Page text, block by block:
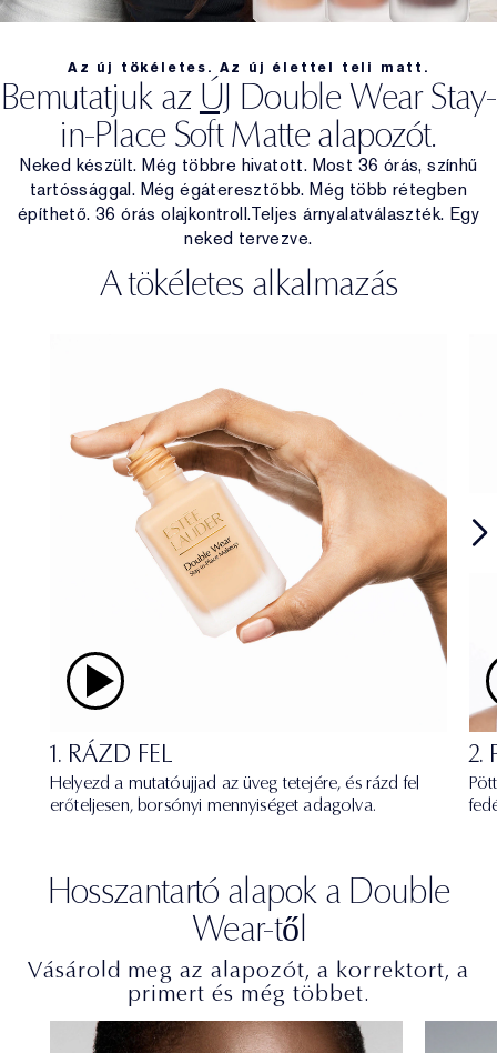
Az új tökéletes. Az új élettel teli matt.
Bemutatjuk az ÚJ Double Wear Stay-
in-Place Soft Matte alapozót.
Neked készült. Még többre hivatott. Most 36 órás, színhű
tartóssággal. Még égáteresztőbb. Még több rétegben
építhető. 36 órás olajkontroll.Teljes árnyalatválaszték. Egy
neked tervezve.
A tökéletes alkalmazás
1. RÁZD FEL
Helyezd a mutatóujjad az üveg tetejére, és rázd fel
erőteljesen, borsónyi mennyiséget adagolva.
2.
Hosszantartó alapok a Double
Wear-től
Vásárold meg az alapozót, a korrektort, a
primert és még többet.